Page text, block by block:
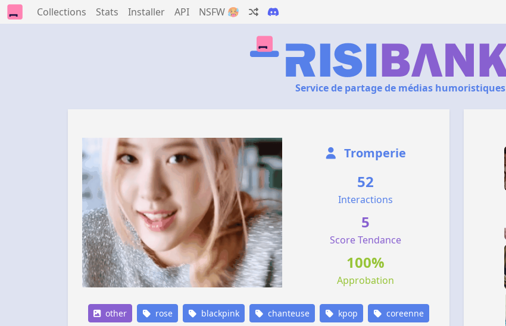
Collections Stats Installer API NSFW 🥵
Service de partage de médias humoristiques
Tromperie
52
Interactions
5
Score Tendance
100%
Approbation
other rose blackpink chanteuse kpop coreenne